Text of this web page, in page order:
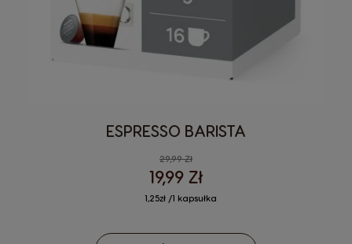
ESPRESSO BARISTA
29,99 Zł
19,99 Zł
1,25zł /1 kapsułka